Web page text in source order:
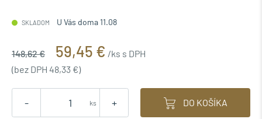
SKLADOM U Vás doma 11.08
148,62 € 59,45 € /ks s DPH
(bez DPH 48,33 €)
- +
ks DO KOŠÍKA